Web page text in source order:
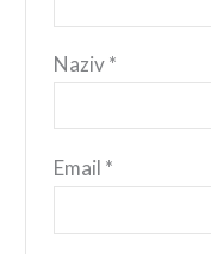
Naziv*
Email *